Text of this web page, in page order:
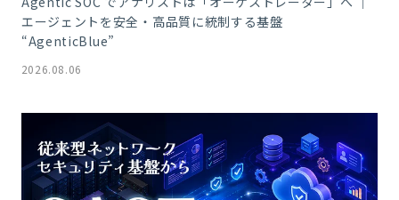
エージェントを安全・高品質に統制する基盤
“AgenticBlue”
2026.08.06